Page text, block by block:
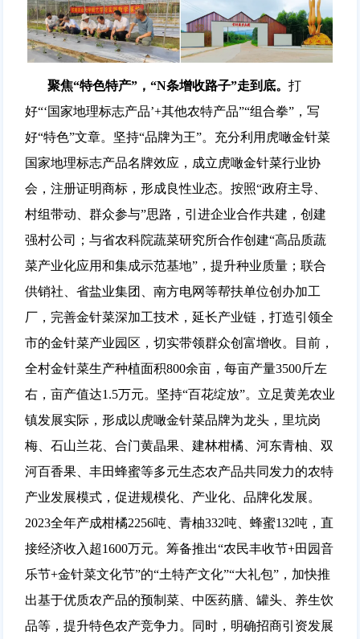
聚焦“特色特产”，“N条增收路子”走到底。 打
好“‘国家地理标志产品’+其他农特产品”“组合拳”，写
好“特色”文章。坚持“品牌为王”。充分利用虎噉金针菜
国家地理标志产品名牌效应，成立虎噉金针菜行业协
会，注册证明商标，形成良性业态。按照“政府主导、
村组带动、群众参与”思路，引进企业合作共建，创建
强村公司；与省农科院蔬菜研究所合作创建“高品质蔬
菜产业化应用和集成示范基地”，提升种业质量；联合
供销社、省盐业集团、南方电网等帮扶单位创办加工
厂，完善金针菜深加工技术，延长产业链，打造引领全
市的金针菜产业园区，切实带领群众创富增收。目前，
全村金针菜生产种植面积800余亩，每亩产量3500斤左
右，亩产值达1.5万元。坚持“百花绽放”。立足黄羌农业
镇发展实际，形成以虎噉金针菜品牌为龙头，里坑岗
梅、石山兰花、合门黄晶果、建林柑橘、河东青柚、双
河百香果、丰田蜂蜜等多元生态农产品共同发力的农特
产业发展模式，促进规模化、产业化、品牌化发展。
2023全年产成柑橘2256吨、青柚332吨、蜂蜜132吨，直
接经济收入超1600万元。筹备推出“农民丰收节+田园音
乐节+金针菜文化节”的“土特产文化”“大礼包”，加快推
出基于优质农产品的预制菜、中医药膳、罐头、养生饮
品等，提升特色农产竞争力。同时，明确招商引资发展